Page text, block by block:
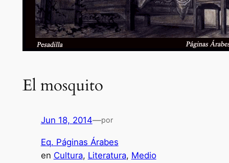
El mosquito
Jun 18, 2014—por
Eq. Páginas Árabes
en Cultura, Literatura, Medio